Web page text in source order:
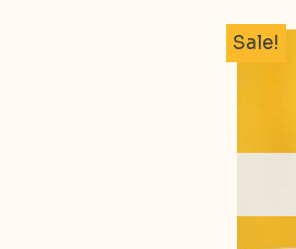
Sale!